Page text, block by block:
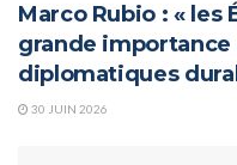
Marco Rubio : « les
grande importance
diplomatiques
30 JUIN 2026